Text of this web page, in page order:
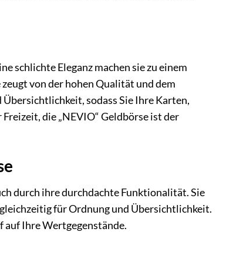
schlichte Eleganz machen sie zu einem
von der hohen Qualität und dem
sodass Sie Ihre Karten,
die „NEVIO“ Geldbörse ist der
durch ihre durchdachte Funktionalität. Sie
für Ordnung und Übersichtlichkeit.
Ihre Wertgegenstände.